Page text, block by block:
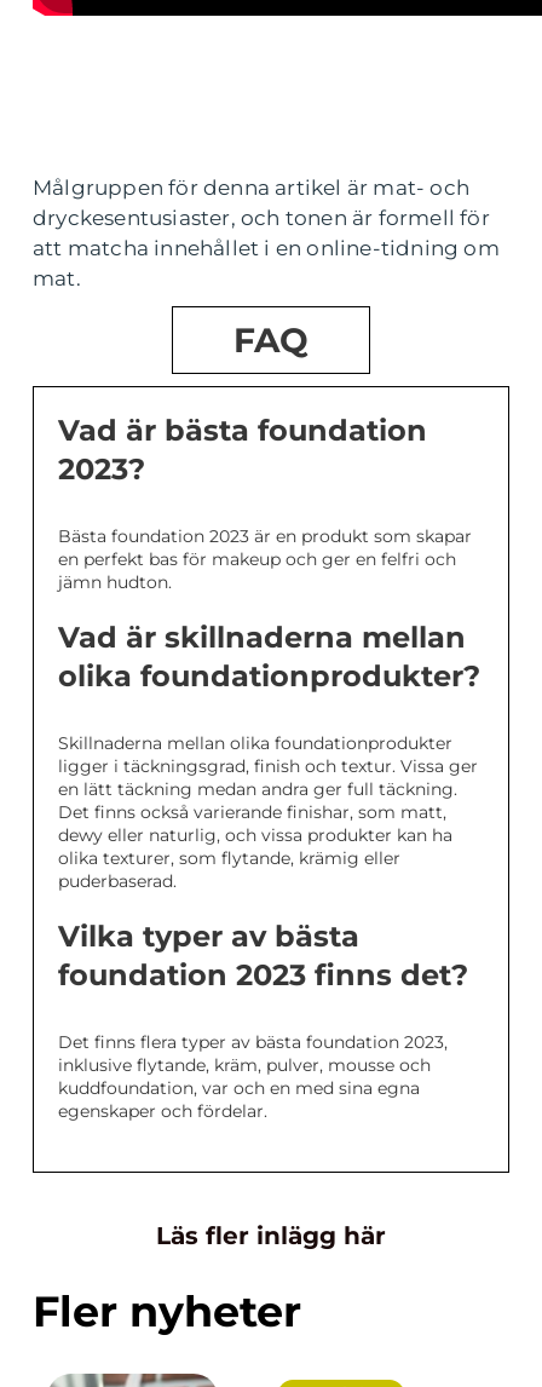
Målgruppen för denna artikel är mat- och
dryckesentusiaster, och tonen är formell för
att matcha innehållet i en online-tidning om
mat.
FAQ
Vad är bästa foundation
2023?
Bästa foundation 2023 är en produkt som skapar
en perfekt bas för makeup och ger en felfri och
jämn hudton.
Vad är skillnaderna mellan
olika foundationprodukter?
Skillnaderna mellan olika foundationprodukter
ligger i täckningsgrad, finish och textur. Vissa ger
en lätt täckning medan andra ger full täckning.
Det finns också varierande finishar, som matt,
dewy eller naturlig, och vissa produkter kan ha
olika texturer, som flytande, krämig eller
puderbaserad.
Vilka typer av bästa
foundation 2023 finns det?
Det finns flera typer av bästa foundation 2023,
inklusive flytande, kräm, pulver, mousse och
kuddfoundation, var och en med sina egna
egenskaper och fördelar.
Läs fler inlägg här
Fler nyheter